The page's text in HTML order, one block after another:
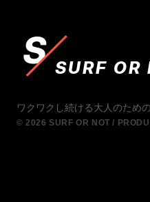
S
ワクワクし続ける大人のため
© 2026 SURF OR NOT /